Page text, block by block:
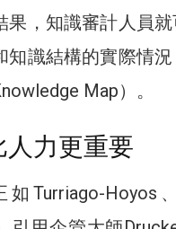
果，知識審計人員
知識結構的實際情
Map）。
力更重要
Turriago-Hoyos